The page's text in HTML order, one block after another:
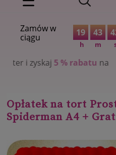
Zamów w
ciągu
19
h
43
m
rabatuna
Opłatek na tort
Spiderman A4 +